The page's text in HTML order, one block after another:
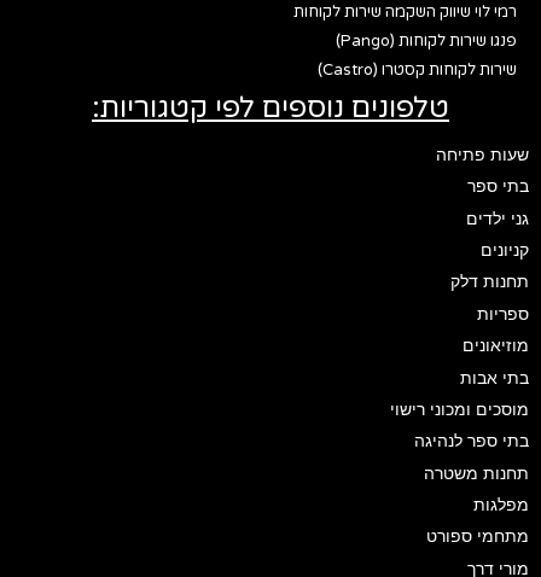
רמי לוי שיווק השקמה שירות לקוחות
פנגו שירות לקוחות (Pango)
שירות לקוחות קסטרו (Castro)
טלפונים נוספים לפי קטגוריות:
שעות פתיחה
בתי ספר
גני ילדים
קניונים
תחנות דלק
ספריות
מוזיאונים
בתי אבות
מוסכים ומכוני רישוי
בתי ספר לנהיגה
תחנות משטרה
מפלגות
מתחמי ספורט
מורי דרך